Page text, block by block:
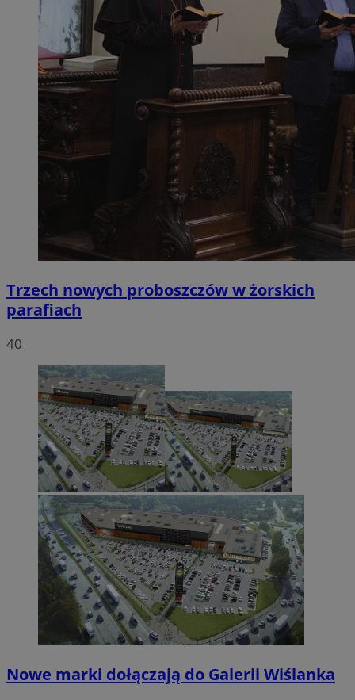
Trzech nowych proboszczów w żorskich
parafiach
40
Nowe marki dołączają do Galerii Wiślanka